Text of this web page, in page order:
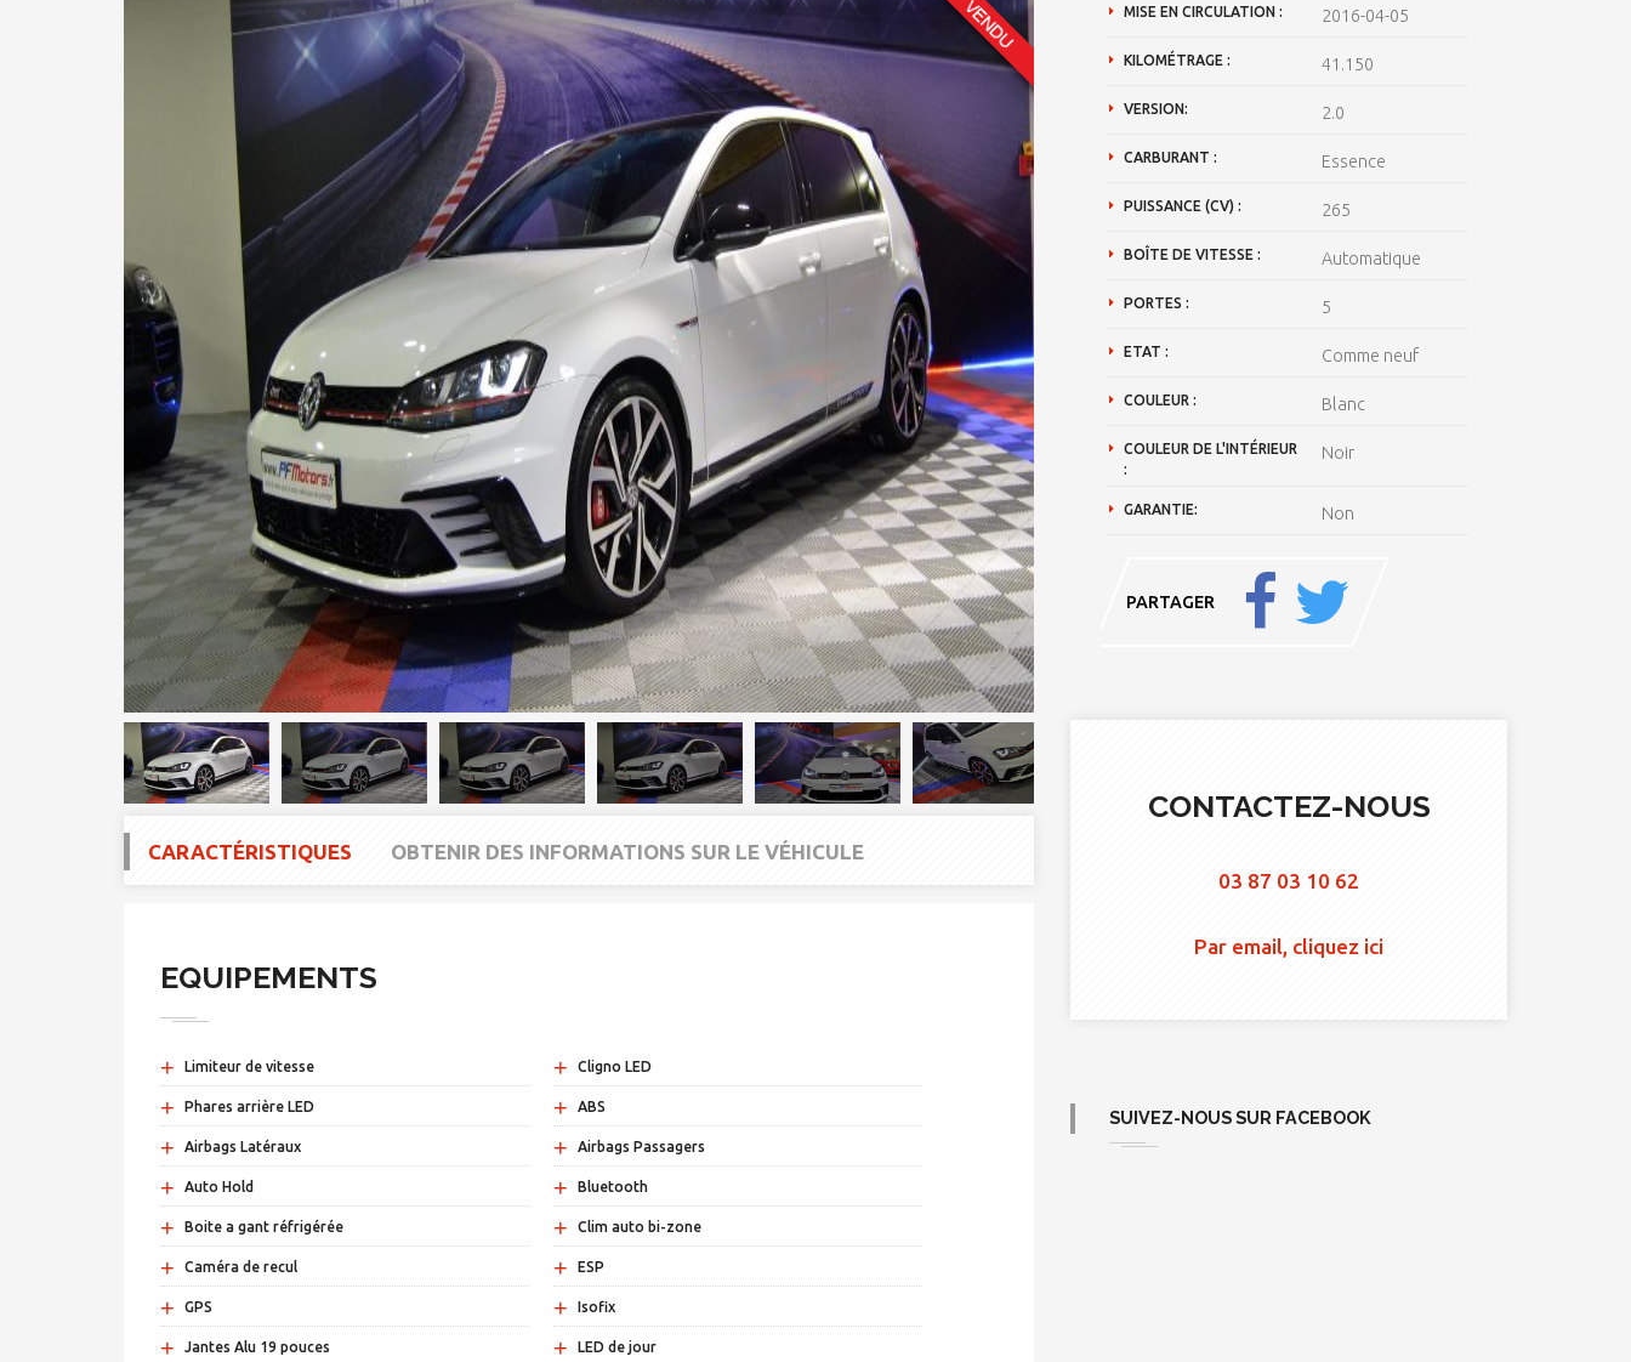
CARACTÉRISTIQUES OBTENIR DES INFORMATIONS SUR LE VÉHICULE
EQUIPEMENTS
+ Limiteur de vitesse + Cligno LED
+ Phares arrière LED + ABS
+ Airbags Latéraux + Airbags Passagers
+ Auto Hold + Bluetooth
+ Boite a gant réfrigérée + Clim auto bi-zone
+ Caméra de recul + ESP
+ GPS + Isofix
+ Jantes Alu 19 pouces + LED de jour
MISE EN CIRCULATION : 2016-04-05
KILOMÉTRAGE : 41.150
VERSION: 2.0
CARBURANT : Essence
PUISSANCE (CV) : 265
BOÎTE DE VITESSE : Automatique
PORTES : 5
ETAT : Comme neuf
COULEUR : Blanc
COULEUR DE L'INTÉRIEUR
:
Noir
GARANTIE: Non
PARTAGER
CONTACTEZ-NOUS
03 87 03 10 62
Par email, cliquez ici
SUIVEZ-NOUS SUR FACEBOOK